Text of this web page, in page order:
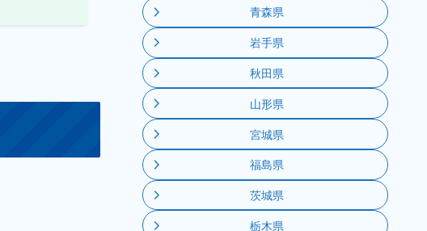
青森県
岩手県
秋田県
山形県
宮城県
福島県
茨城県
栃木県